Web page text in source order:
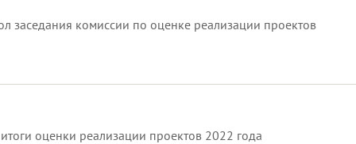
заседания комиссии по оценке реализации проектов
оценки реализации проектов 2022 года